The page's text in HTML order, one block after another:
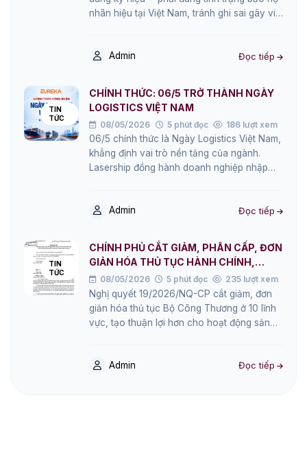
Admin Đọc tiếp
nhãn hiệu tại Việt Nam, tránh ghi sai gây vi…
TIN
TỨC
08/05/2026 5 phút đọc 186 lượt xem
Admin Đọc tiếp
CHÍNH THỨC: 06/5 TRỞ THÀNH NGÀY
LOGISTICS VIỆT NAM
06/5 chính thức là Ngày Logistics Việt Nam,
khẳng định vai trò nền tảng của ngành.
Lasership đồng hành doanh nghiệp nhập
TIN
TỨC
08/05/2026 5 phút đọc 235 lượt xem
Admin Đọc tiếp
CHÍNH PHỦ CẮT GIẢM, PHÂN CẤP, ĐƠN
GIẢN HÓA THỦ TỤC HÀNH CHÍNH,
ĐKKD
Nghị quyết 19/2026/NQ-CP cắt giảm, đơn
giản hóa thủ tục Bộ Công Thương ở 10 lĩnh
vực, tạo thuận lợi hơn cho hoạt động sản